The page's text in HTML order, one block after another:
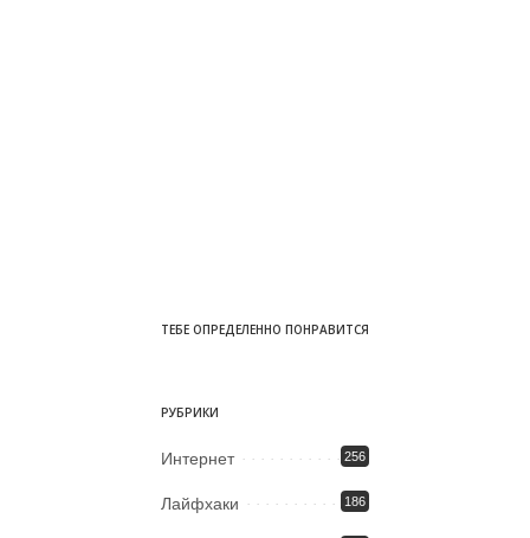
ТЕБЕ ОПРЕДЕЛЕННО ПОНРАВИТСЯ
РУБРИКИ
Интернет 256
Лайфхаки 186